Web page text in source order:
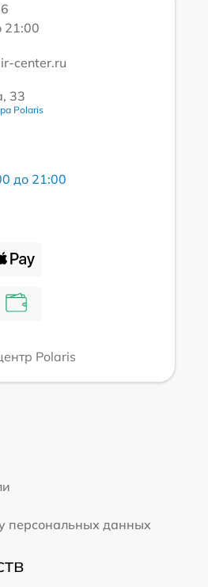
21:00
center.ru
33
Polaris
до 21:00
Polaris
персональных данных